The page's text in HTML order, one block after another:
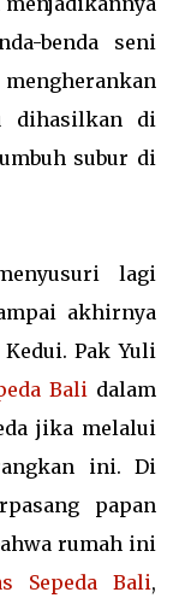
benda seni
dihasilkan di
subur di
lagi
akhirnya
Pak Yuli
Bali dalam
jika melalui
ini. Di
papan
rumah ini
Sepeda Bali,